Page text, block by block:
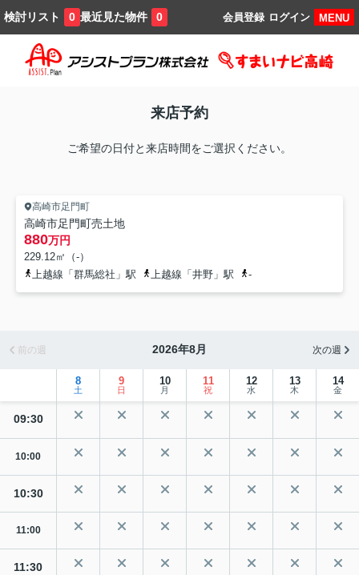
検討リスト 0 最近見た物件 0 MENU
ログイン
会員登録
来店予約
ご希望の日付と来店時間をご選択ください。
高崎市足門町
高崎市足門町売土地
880万円
229.12㎡（-）
上越線「群馬総社」駅
上越線「井野」駅 -
前の週 2026年8月 次の週
8
土
9
日
10
月
11
祝
12
水
13
木
14
金
09:30
10:00
10:30
11:00
11:30